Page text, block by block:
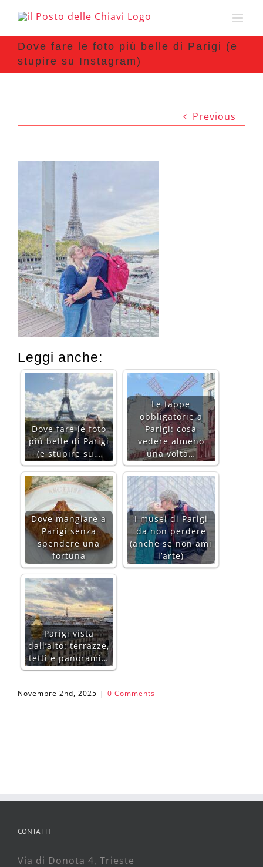
Dove fare le foto più belle di Parigi (e
stupire su Instagram)
Previous
Leggi anche:
Dove fare le foto
più belle di Parigi
(e stupire su…
Le tappe
obbligatorie a
Parigi: cosa
vedere almeno
una volta…
Dove mangiare a
Parigi senza
spendere una
fortuna
I musei di Parigi
da non perdere
(anche se non ami
l’arte)
Parigi vista
dall’alto: terrazze,
tetti e panorami…
Novembre 2nd, 2025 | 0 Comments
CONTATTI
Via di Donota 4, Trieste